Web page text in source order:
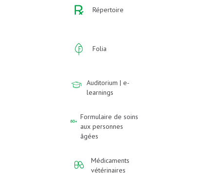
Répertoire
Folia
Auditorium | e-
learnings
Formulaire de soins
aux personnes
âgées
Médicaments
vétérinaires